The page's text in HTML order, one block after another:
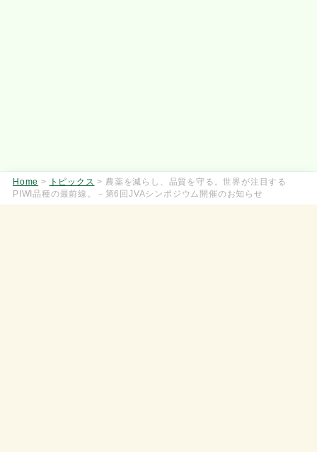
Home > トピックス > 農薬を減らし、品質を守る。世界が注目する
PIWI品種の最前線。－第6回JVAシンポジウム開催のお知らせ